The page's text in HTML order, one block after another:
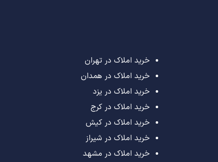
خرید املاک در تهران
خرید املاک در همدان
خرید املاک در یزد
خرید املاک در کرج
خرید املاک در کیش
خرید املاک در شیراز
خرید املاک در مشهد